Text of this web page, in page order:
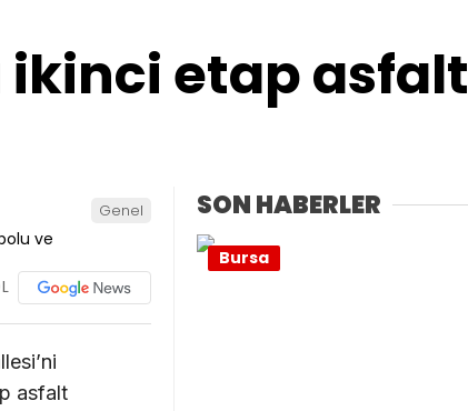
ikinci etap asfalt
Genel
asfalt
SON HABERLER
Bursa